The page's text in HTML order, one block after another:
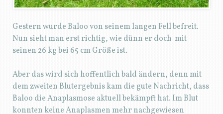
Gestern wurde Baloo von seinem langen Fell befreit.
Nun sieht man erst richtig, wie dünn er doch mit
seinen 26 kg bei 65 cm Größe ist.
Aber das wird sich hoffentlich bald ändern, denn mit
dem zweiten Blutergebnis kam die gute Nachricht, dass
Baloo die Anaplasmose aktuell bekämpft hat. Im Blut
konnten keine Anaplasmen mehr nachgewiesen